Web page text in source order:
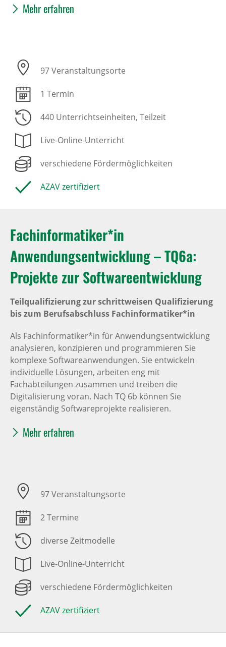
Mehr erfahren
97 Veranstaltungsorte
1 Termin
440 Unterrichtseinheiten, Teilzeit
Live-Online-Unterricht
verschiedene Fördermöglichkeiten
AZAV zertifiziert
Fachinformatiker*in
Anwendungsentwicklung – TQ6a:
Projekte zur Softwareentwicklung
Teilqualifizierung zur schrittweisen Qualifizierung
bis zum Berufsabschluss Fachinformatiker*in
Als Fachinformatiker*in für Anwendungsentwicklung
analysieren, konzipieren und programmieren Sie
komplexe Softwareanwendungen. Sie entwickeln
individuelle Lösungen, arbeiten eng mit
Fachabteilungen zusammen und treiben die
Digitalisierung voran. Nach TQ 6b können Sie
eigenständig Softwareprojekte realisieren.
Mehr erfahren
97 Veranstaltungsorte
2 Termine
diverse Zeitmodelle
Live-Online-Unterricht
verschiedene Fördermöglichkeiten
AZAV zertifiziert